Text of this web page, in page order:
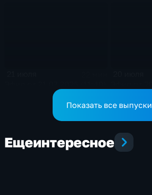
Показать все выпуски
Ещеинтересное